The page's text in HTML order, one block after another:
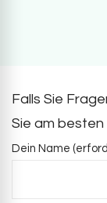
Falls Sie
Sie am
Dein Name